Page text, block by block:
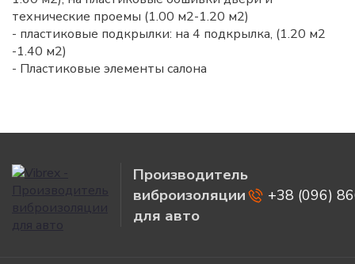
технические проемы (1.00 м2-1.20 м2)
- пластиковые подкрылки: на 4 подкрылка, (1.20 м2
-1.40 м2)
- Пластиковые элементы салона
Производитель
виброизоляции
для авто
+38 (096)